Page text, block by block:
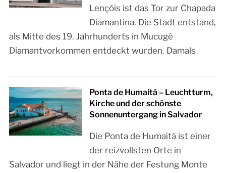
Lençóis ist das Tor zur Chapada
Diamantina. Die Stadt entstand,
als Mitte des 19. Jahrhunderts in Mucugê
Diamantvorkommen entdeckt wurden. Damals
Ponta de Humaitá – Leuchtturm,
Kirche und der schönste
Sonnenuntergang in Salvador
Die Ponta de Humaitá ist einer
der reizvollsten Orte in
Salvador und liegt in der Nähe der Festung Monte